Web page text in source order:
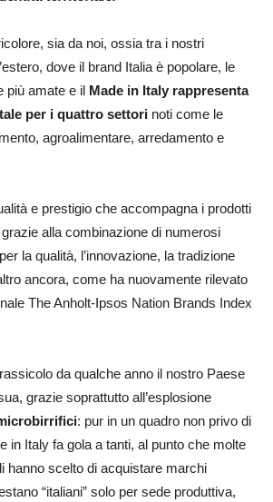
sia da noi, ossia tra i nostri
dove il brand Italia è popolare, le
più amate e il Made in Italy rappresenta
per i quattro settori noti come le
agroalimentare, arredamento e
e prestigio che accompagna i prodotti
alla combinazione di numerosi
la qualità, l’innovazione, la tradizione
ancora, come ha nuovamente rilevato
The Anholt-Ipsos Nation Brands Index
da qualche anno il nostro Paese
grazie soprattutto all’esplosione
: pur in un quadro non privo di
in Italy fa gola a tanti, al punto che molte
hanno scelto di acquistare marchi
“italiani” solo per sede produttiva,